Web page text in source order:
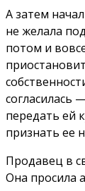
А затем
не желала
потом и
согласилась
передать ей
признать ее
Продавец в
Она просила